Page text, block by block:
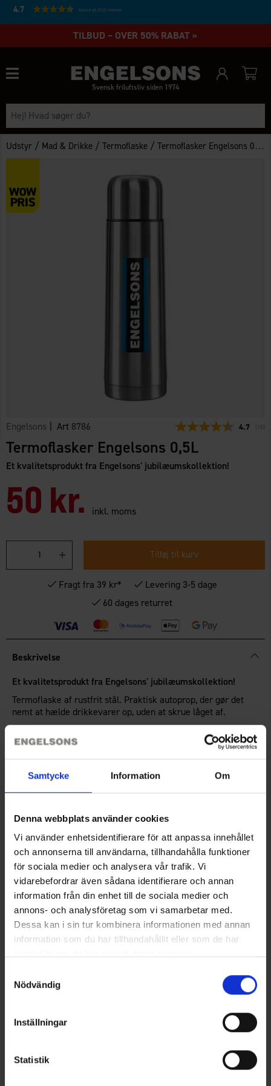
Samtycke Information Om
Denna webbplats använder cookies
Vi använder enhetsidentifierare för att anpassa innehållet
och annonserna till användarna, tillhandahålla funktioner
för sociala medier och analysera vår trafik. Vi
vidarebefordrar även sådana identifierare och annan
information från din enhet till de sociala medier och
annons- och analysföretag som vi samarbetar med.
Dessa kan i sin tur kombinera informationen med annan
information som du har tillhandahållit eller som de har
Nödvändig
Inställningar
Statistik
4.7 Baseret på 27231 stemmer
TILBUD – OVER 50% RABAT »
Svensk friluftsliv siden 1974
Udstyr / Mad & Drikke /Termoflaske /Termoflasker Engelsons 0,5L
Engelsons | Art 8786 4.7 10
Termoflasker Engelsons 0,5L
Et kvalitetsprodukt fra Engelsons' jubilæumskollektion!
50 kr. inkl. moms
Tilføj til kurv
Fragt fra 39 kr*
Levering 3-5 dage
60 dages returret
Beskrivelse
Et kvalitetsprodukt fra Engelsons' jubilæumskollektion!
Termoflaske af rustfrit stål. Praktisk autoprop, der gør det
nemt at hælde drikkevarer op, uden at skrue låget af.
Termoflasken kan rumme 0,5 liter.
Teknisk specifikation
Du har måske også brug for
Fra35 kr.